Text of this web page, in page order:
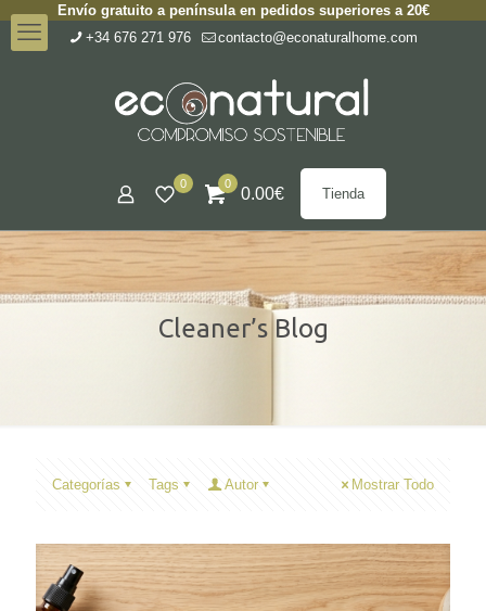
Envío gratuito a península en pedidos superiores a 20€
+34 676 271 976
contacto@econaturalhome.com
0 0
0.00€ Tienda
Cleaner’s Blog
Categorías Tags Autor Mostrar Todo